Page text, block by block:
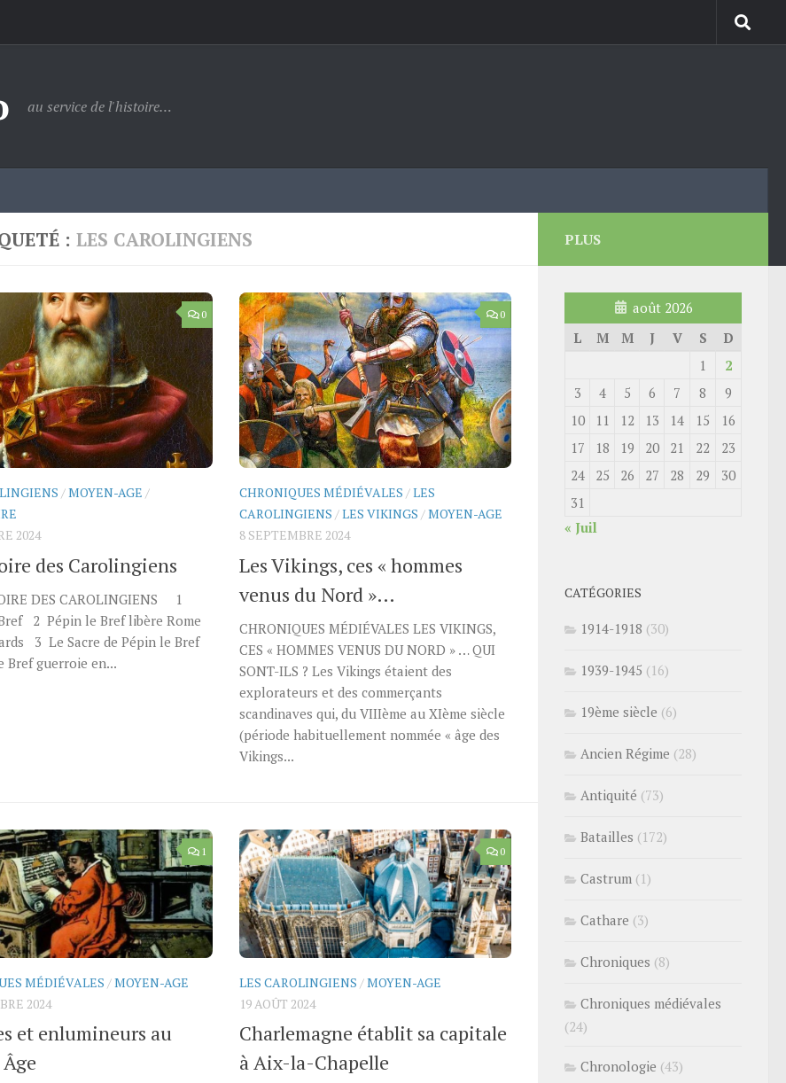
au service de l'histoire…
: LES CAROLINGIENS
0
/MOYEN-AGE /
2024
des Carolingiens
DES CAROLINGIENS 1
2 Pépin le Bref libère Rome
3 Le Sacre de Pépin le Bref
Bref guerroie en...
0
CHRONIQUES MÉDIÉVALES /LES
CAROLINGIENS /LES VIKINGS /MOYEN-AGE
8 SEPTEMBRE 2024
Les Vikings, ces « hommes
venus du Nord »…
CHRONIQUES MÉDIÉVALES LES VIKINGS,
CES « HOMMES VENUS DU NORD » … QUI
SONT-ILS ? Les Vikings étaient des
explorateurs et des commerçants
scandinaves qui, du VIIIème au XIème siècle
(période habituellement nommée « âge des
Vikings...
1
MÉDIÉVALES /MOYEN-AGE
2024
et enlumineurs au
0
LES CAROLINGIENS /MOYEN-AGE
19 AOÛT 2024
Charlemagne établit sa capitale
à Aix-la-Chapelle
PLUS
août 2026
L
M M J V S
D
1
2
3
4 5 6 7 8
9
10
11 12 13 14 15
16
17
18 19 20 21 22
23
24
25 26 27 28 29
30
31
« Juil
CATÉGORIES
1914-1918 (30)
1939-1945 (16)
19ème siècle (6)
Ancien Régime (28)
Antiquité (73)
Batailles (172)
Castrum (1)
Cathare (3)
Chroniques (8)
Chroniques médiévales
(24)
Chronologie (43)